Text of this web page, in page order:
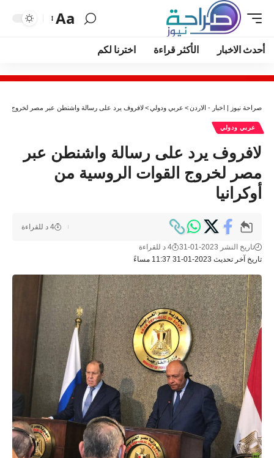
Aa
أحدث الاخبار الأكثر قراءة اخترنا لكم
صراحة نيوز | اخبار - الاردن> عربي ودولي>لافروف يرد على رسالة واشنطن عبر مصر لخروج
عربي ودولي
لافروف يرد على رسالة واشنطن عبر
مصر لخروج القوات الروسية من
أوكرانيا
تاريخ آخر تحديث 2023-01-31 11:37 مساءً
تاريخ النشر 2023-01-31 4 د للقراءة
4 د للقراءة